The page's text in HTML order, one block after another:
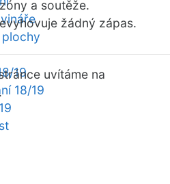
19
18/19
a soutěže.
žádný zápas.
uvítáme na